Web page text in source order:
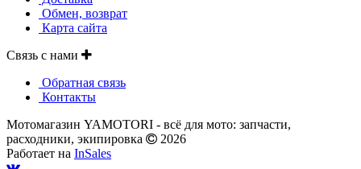
Обмен, возврат
Карта сайта
Связь с нами
Обратная связь
Контакты
Мотомагазин YAMOTORI - всё для мото: запчасти,
расходники, экипировка
2026
Работает на InSales